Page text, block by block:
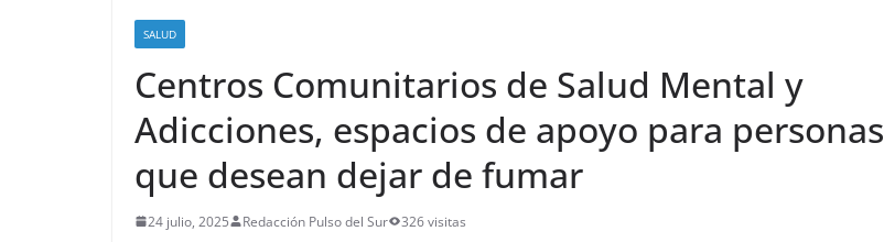
SALUD
Centros Comunitarios de Salud Mental y
Adicciones, espacios de apoyo para personas
que desean dejar de fumar
24 julio, 2025 Redacción Pulso del Sur 326 visitas